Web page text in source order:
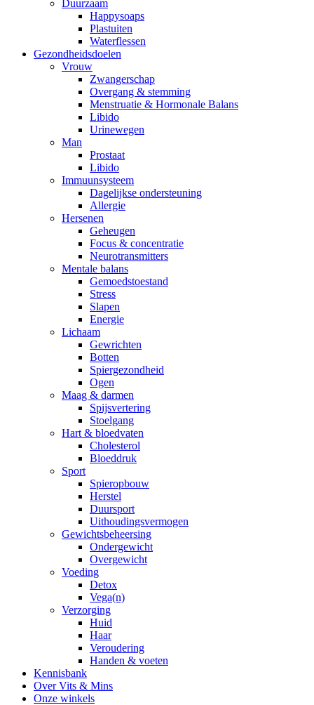
Duurzaam
Happysoaps
Plastuiten
Waterflessen
Gezondheidsdoelen
Vrouw
Zwangerschap
Overgang & stemming
Menstruatie & Hormonale Balans
Libido
Urinewegen
Man
Prostaat
Libido
Immuunsysteem
Dagelijkse ondersteuning
Allergie
Hersenen
Geheugen
Focus & concentratie
Neurotransmitters
Mentale balans
Gemoedstoestand
Stress
Slapen
Energie
Lichaam
Gewrichten
Botten
Spiergezondheid
Ogen
Maag & darmen
Spijsvertering
Stoelgang
Hart & bloedvaten
Cholesterol
Bloeddruk
Sport
Spieropbouw
Herstel
Duursport
Uithoudingsvermogen
Gewichtsbeheersing
Ondergewicht
Overgewicht
Voeding
Detox
Vega(n)
Verzorging
Huid
Haar
Veroudering
Handen & voeten
Kennisbank
Over Vits & Mins
Onze winkels